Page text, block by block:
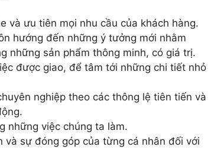
và ưu tiên mọi nhu cầu của khách hàng.
hướng đến những ý tưởng mới nhằm
những sản phẩm thông minh, có giá trị.
được giao, để tâm tới những chi tiết nhỏ
nghiệp theo các thông lệ tiên tiến và
những việc chúng ta làm.
sự đóng góp của từng cá nhân đối với